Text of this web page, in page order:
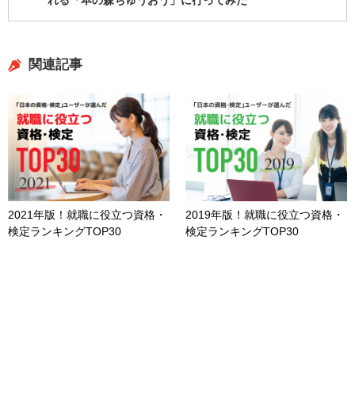
関連記事
2021年版！就職に役立つ資格・
検定ランキングTOP30
2019年版！就職に役立つ資格・
検定ランキングTOP30